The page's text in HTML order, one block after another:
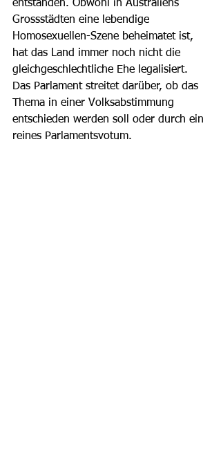
entstanden. Obwohl in Australiens
Grossstädten eine lebendige
Homosexuellen-Szene beheimatet ist,
hat das Land immer noch nicht die
gleichgeschlechtliche Ehe legalisiert.
Das Parlament streitet darüber, ob das
Thema in einer Volksabstimmung
entschieden werden soll oder durch ein
reines Parlamentsvotum.